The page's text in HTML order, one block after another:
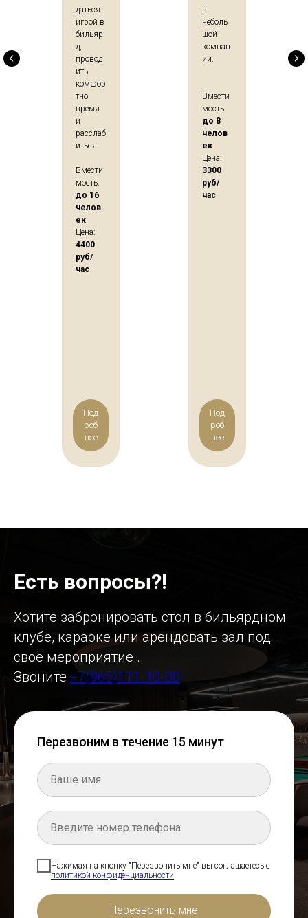
даться
игрой в
бильяр
д,
провод
ить
комфор
тно
время
и
расслаб
иться.
Вмести
мость:
до 16
челов
ек
Цена:
4400
руб/
час
Под
роб
нее
в
неболь
шой
компан
ии.
Вмести
мость:
до 8
челов
ек
Цена:
3300
руб/
час
Под
роб
нее
Есть вопросы?!
Хотите забронировать стол в бильярдном
клубе, караоке или арендовать зал под
своё мероприятие...
Звоните +7(965)111-10-00
Перезвоним в течение 15 минут
Нажимая на кнопку "Перезвонить мне" вы соглашаетесь с
политикой конфиденциальности
Перезвонить мне